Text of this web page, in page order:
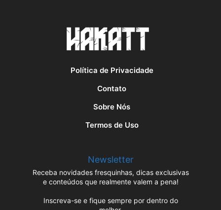
Política de Privacidade
Contato
Sobre Nós
Termos de Uso
Newsletter
Receba novidades fresquinhas, dicas exclusivas
e conteúdos que realmente valem a pena!
Inscreva-se e fique sempre por dentro do